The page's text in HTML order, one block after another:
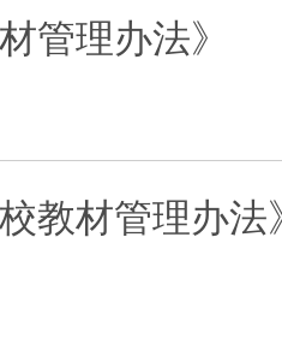
管理办法》
教材管理办法